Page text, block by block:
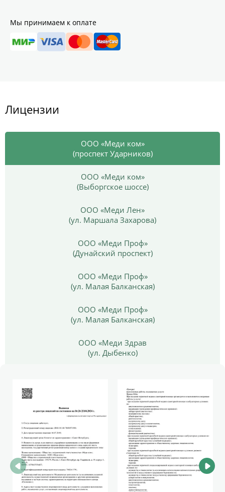
Мы принимаем к оплате
Лицензии
ООО «Меди ком»
(проспект Ударников)
ООО «Меди ком»
(Выборгское шоссе)
ООО «Меди Лен»
(ул. Маршала Захарова)
ООО «Меди Проф»
(Дунайский проспект)
ООО «Меди Проф»
(ул. Малая Балканская)
ООО «Меди Проф»
(ул. Малая Балканская)
ООО «Меди Здрав
(ул. Дыбенко)